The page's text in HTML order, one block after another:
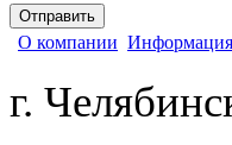
О компании Информация
г.